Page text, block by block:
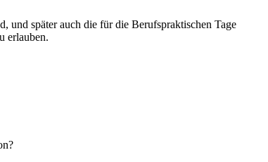
und später auch die für die Berufspraktischen Tage
erlauben.